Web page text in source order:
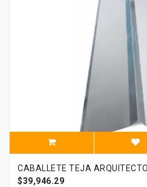
CABALLETE TEJA
$39,946.29